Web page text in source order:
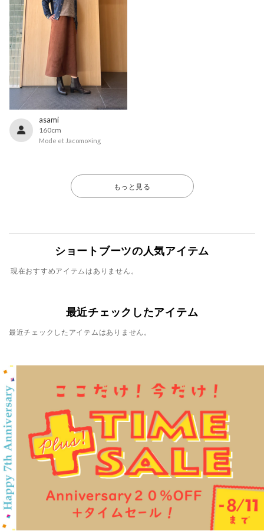
asami
160cm
Mode et Jacomo×ing
もっと見る
ショートブーツの人気アイテム
現在おすすめアイテムはありません。
最近チェックしたアイテム
最近チェックしたアイテムはありません。